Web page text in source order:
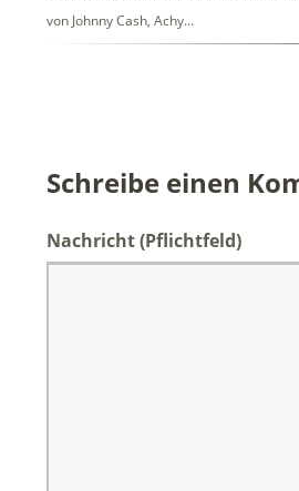
von Johnny Cash, Achy…
Schreibe einen
Nachricht(Pflichtfeld)